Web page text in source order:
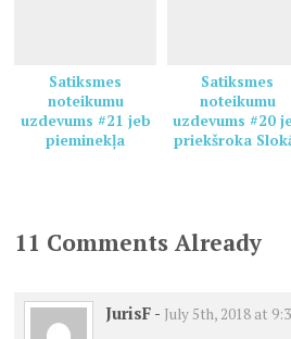
Satiksmes
noteikumu
uzdevums #21 jeb
pieminekļa
Satiksmes
noteikumu
uzdevums #20
priekšroka
11 Comments Already
JurisF - July 5th, 2018 at